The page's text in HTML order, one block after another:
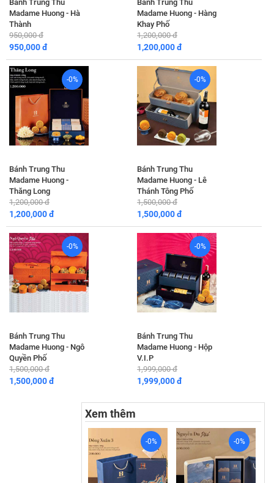
Bánh Trung Thu
Madame Huong - Hà
Thành
950,000 đ
950,000 đ
Bánh Trung Thu
Madame Huong - Hàng
Khay Phố
1,200,000 đ
1,200,000 đ
-0%
Bánh Trung Thu
Madame Huong -
Thăng Long
1,200,000 đ
1,200,000 đ
-0%
Bánh Trung Thu
Madame Huong - Lê
Thánh Tông Phố
1,500,000 đ
1,500,000 đ
-0%
Bánh Trung Thu
Madame Huong - Ngô
Quyền Phố
1,500,000 đ
1,500,000 đ
-0%
Bánh Trung Thu
Madame Huong - Hộp
V.I.P
1,999,000 đ
1,999,000 đ
Xem thêm
-0% -0%